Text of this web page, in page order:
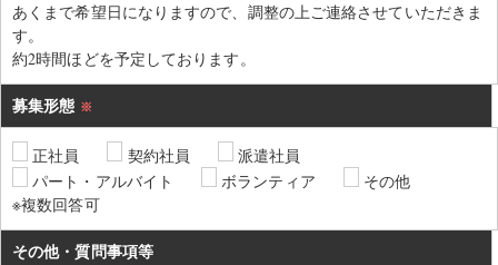
あくまで希望日になりますので、調整の上ご連絡させていただきま
す。
約2時間ほどを予定しております。
募集形態 ※
正社員 契約社員
派遣社員
パート・アルバイト
ボランティア
その他
※複数回答可
その他・質問事項等